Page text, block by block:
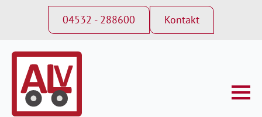
04532 - 288600 Kontakt